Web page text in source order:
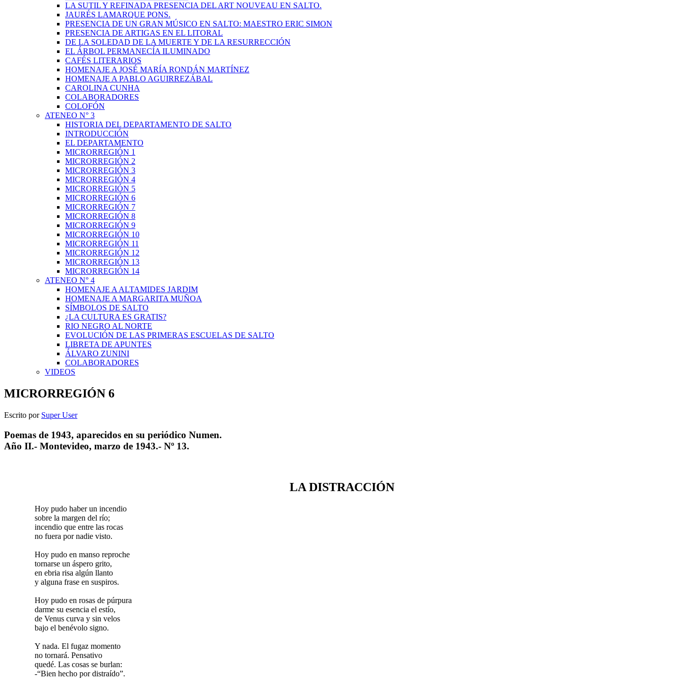
LA SUTIL Y REFINADA PRESENCIA DEL ART NOUVEAU EN SALTO.
JAURÉS LAMARQUE PONS.
PRESENCIA DE UN GRAN MÚSICO EN SALTO: MAESTRO ERIC SIMON
PRESENCIA DE ARTIGAS EN EL LITORAL
DE LA SOLEDAD DE LA MUERTE Y DE LA RESURRECCIÓN
EL ÁRBOL PERMANECÍA ILUMINADO
CAFÉS LITERARIOS
HOMENAJE A JOSÉ MARÍA RONDÁN MARTÍNEZ
HOMENAJE A PABLO AGUIRREZÁBAL
CAROLINA CUNHA
COLABORADORES
COLOFÓN
ATENEO N° 3
HISTORIA DEL DEPARTAMENTO DE SALTO
INTRODUCCIÓN
EL DEPARTAMENTO
MICRORREGIÓN 1
MICRORREGIÓN 2
MICRORREGIÓN 3
MICRORREGIÓN 4
MICRORREGIÓN 5
MICRORREGIÓN 6
MICRORREGIÓN 7
MICRORREGIÓN 8
MICRORREGIÓN 9
MICRORREGIÓN 10
MICRORREGIÓN 11
MICRORREGIÓN 12
MICRORREGIÓN 13
MICRORREGIÓN 14
ATENEO N° 4
HOMENAJE A ALTAMIDES JARDIM
HOMENAJE A MARGARITA MUÑOA
SÍMBOLOS DE SALTO
¿LA CULTURA ES GRATIS?
RIO NEGRO AL NORTE
EVOLUCIÓN DE LAS PRIMERAS ESCUELAS DE SALTO
LIBRETA DE APUNTES
ÁLVARO ZUNINI
COLABORADORES
VIDEOS
MICRORREGIÓN 6
Escrito por Super User
Poemas de 1943, aparecidos en su periódico Numen.
Año II.- Montevideo, marzo de 1943.- Nº 13.
LA DISTRACCIÓN
Hoy pudo haber un incendio
sobre la margen del río;
incendio que entre las rocas
no fuera por nadie visto.
Hoy pudo en manso reproche
tornarse un áspero grito,
en ebria risa algún llanto
y alguna frase en suspiros.
Hoy pudo en rosas de púrpura
darme su esencia el estío,
de Venus curva y sin velos
bajo el benévolo signo.
Y nada. El fugaz momento
no tornará. Pensativo
quedé. Las cosas se burlan:
-“Bien hecho por distraído”.